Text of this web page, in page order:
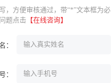
，方便审核通过，带“*”文本框为必
题点击 【在线咨询】
：
：